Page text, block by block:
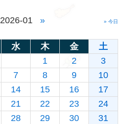
2026-01 » » 今日
水 木 金
土
1
2
3
7 8 9
10
14 15 16
17
21 22 23
24
28 29 30 31